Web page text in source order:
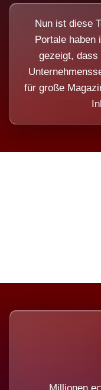
Nun ist diese
Portale haben
gezeigt, dass
für große